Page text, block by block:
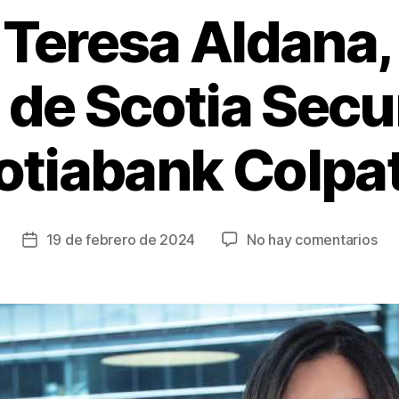
Scotia
Fecha
entrada
19 de febrero de 2024 No hay comentariosen
de